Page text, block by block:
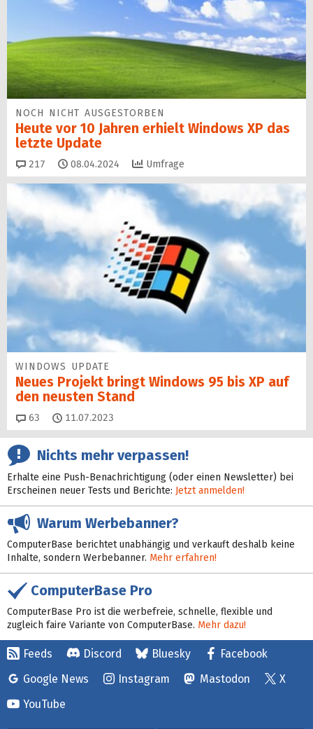
NOCH NICHT AUSGESTORBEN
Heute vor 10 Jahren erhielt Windows XP das
letzte Update
217 Kommentare
08.04.2024 Umfrage
WINDOWS UPDATE
Neues Projekt bringt Windows 95 bis XP auf
den neusten Stand
63 Kommentare
11.07.2023
Nichts mehr verpassen!
Erhalte eine Push-Benachrichtigung (oder einen Newsletter) bei
Erscheinen neuer Tests und Berichte: Jetzt anmelden!
Warum Werbebanner?
ComputerBase berichtet unabhängig und verkauft deshalb keine
Inhalte, sondern Werbebanner. Mehr erfahren!
ComputerBase Pro
ComputerBase Pro ist die werbefreie, schnelle, flexible und
zugleich faire Variante von ComputerBase. Mehr dazu!
Feeds Discord Bluesky
Facebook
Google News
Instagram Mastodon
X
YouTube